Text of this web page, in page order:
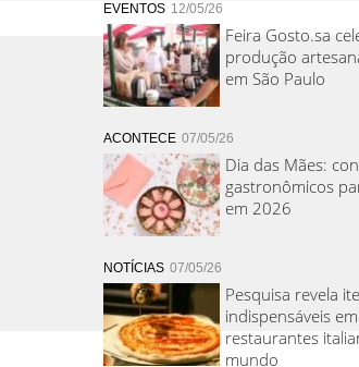
EVENTOS 12/05/26
Feira Gosto.sa
produção
em São Paulo
ACONTECE 07/05/26
Dia das Mães:
gastronômicos
em 2026
NOTÍCIAS 07/05/26
Pesquisa revela
indispensáveis
restaurantes
mundo